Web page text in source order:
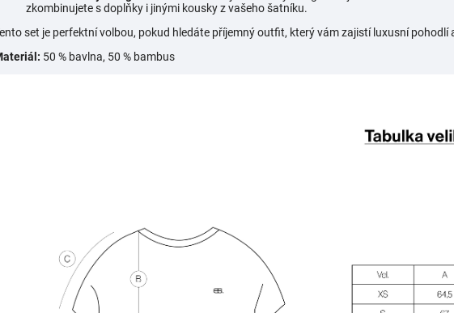
zkombinujete s doplňky i jinými kousky z vašeho šatníku.
set je perfektní volbou, pokud hledáte příjemný outfit, který vám zajistí luxusní pohodlí
50 % bavlna, 50 % bambus